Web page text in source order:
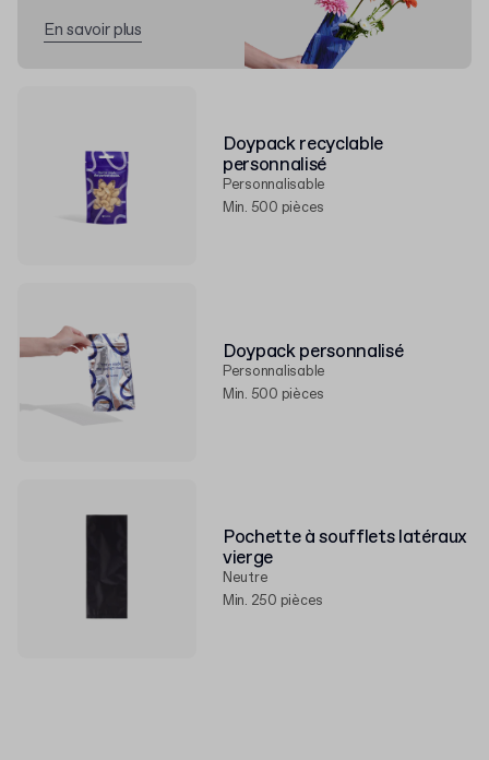
Doypack recyclable
personnalisé
Personnalisable
Min. 500 pièces
Doypack personnalisé
Personnalisable
Min. 500 pièces
Pochette à soufflets latéraux
vierge
Neutre
Min. 250 pièces
En savoir plus